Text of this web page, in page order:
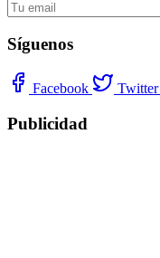
Síguenos
Facebook Twitter
Publicidad